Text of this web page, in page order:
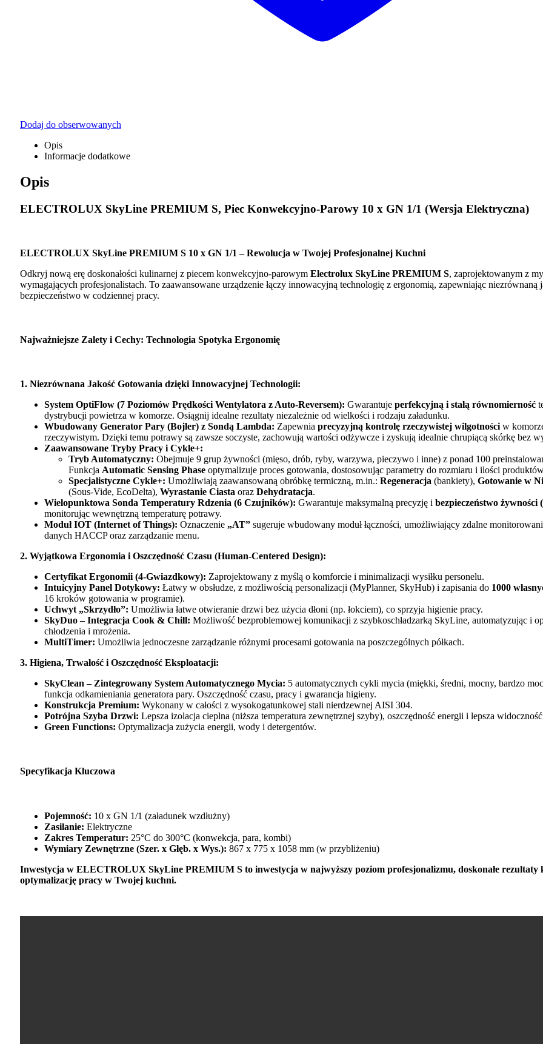
Dodaj do obserwowanych
Opis
Informacje dodatkowe
Opis
ELECTROLUX SkyLine PREMIUM S, Piec Konwekcyjno-Parowy 10 x GN 1/1 (Wersja Elektryczna)
ELECTROLUX SkyLine PREMIUM S 10 x GN 1/1 – Rewolucja w Twojej Profesjonalnej Kuchni
Odkryj nową erę doskonałości kulinarnej z piecem konwekcyjno-parowym Electrolux SkyLine PREMIUM S, zaprojektowanym z
wymagających profesjonalistach. To zaawansowane urządzenie łączy innowacyjną technologię z ergonomią, zapewniając niezrównaną
bezpieczeństwo w codziennej pracy.
Najważniejsze Zalety i Cechy: Technologia Spotyka Ergonomię
1. Niezrównana Jakość Gotowania dzięki Innowacyjnej Technologii:
System OptiFlow (7 Poziomów Prędkości Wentylatora z Auto-Reversem): Gwarantuje perfekcyjną i stałą równomierność
dystrybucji powietrza w komorze. Osiągnij idealne rezultaty niezależnie od wielkości i rodzaju załadunku.
Wbudowany Generator Pary (Bojler) z Sondą Lambda: Zapewnia precyzyjną kontrolę rzeczywistej wilgotności w
rzeczywistym. Dzięki temu potrawy są zawsze soczyste, zachowują wartości odżywcze i zyskują idealnie chrupiącą skórkę bez
Zaawansowane Tryby Pracy i Cykle+:
Tryb Automatyczny: Obejmuje 9 grup żywności (mięso, drób, ryby, warzywa, pieczywo i inne) z ponad 100
Funkcja Automatic Sensing Phase optymalizuje proces gotowania, dostosowując parametry do rozmiaru i ilości
Specjalistyczne Cykle+: Umożliwiają zaawansowaną obróbkę termiczną, m.in.: Regeneracja (bankiety), Gotowanie w
(Sous-Vide, EcoDelta), Wyrastanie Ciasta oraz Dehydratacja.
Wielopunktowa Sonda Temperatury Rdzenia (6 Czujników): Gwarantuje maksymalną precyzję i bezpieczeństwo żywności
monitorując wewnętrzną temperaturę potrawy.
Moduł IOT (Internet of Things): Oznaczenie „AT” sugeruje wbudowany moduł łączności, umożliwiający zdalne
danych HACCP oraz zarządzanie menu.
2. Wyjątkowa Ergonomia i Oszczędność Czasu (Human-Centered Design):
Certyfikat Ergonomii (4-Gwiazdkowy): Zaprojektowany z myślą o komforcie i minimalizacji wysiłku personelu.
Intuicyjny Panel Dotykowy: Łatwy w obsłudze, z możliwością personalizacji (MyPlanner, SkyHub) i zapisania do 1000
16 kroków gotowania w programie).
Uchwyt „Skrzydło”: Umożliwia łatwe otwieranie drzwi bez użycia dłoni (np. łokciem), co sprzyja higienie pracy.
SkyDuo – Integracja Cook & Chill: Możliwość bezproblemowej komunikacji z szybkoschładzarką SkyLine, automatyzując i
chłodzenia i mrożenia.
MultiTimer: Umożliwia jednoczesne zarządzanie różnymi procesami gotowania na poszczególnych półkach.
3. Higiena, Trwałość i Oszczędność Eksploatacji:
SkyClean – Zintegrowany System Automatycznego Mycia: 5 automatycznych cykli mycia (miękki, średni, mocny, bardzo
funkcja odkamieniania generatora pary. Oszczędność czasu, pracy i gwarancja higieny.
Konstrukcja Premium: Wykonany w całości z wysokogatunkowej stali nierdzewnej AISI 304.
Potrójna Szyba Drzwi: Lepsza izolacja cieplna (niższa temperatura zewnętrznej szyby), oszczędność energii i lepsza
Green Functions: Optymalizacja zużycia energii, wody i detergentów.
Specyfikacja Kluczowa
Pojemność: 10 x GN 1/1 (załadunek wzdłużny)
Zasilanie: Elektryczne
Zakres Temperatur: 25°C do 300°C (konwekcja, para, kombi)
Wymiary Zewnętrzne (Szer. x Głęb. x Wys.): 867 x 775 x 1058 mm (w przybliżeniu)
Inwestycja w ELECTROLUX SkyLine PREMIUM S to inwestycja w najwyższy poziom profesjonalizmu, doskonałe rezultaty
optymalizację pracy w Twojej kuchni.